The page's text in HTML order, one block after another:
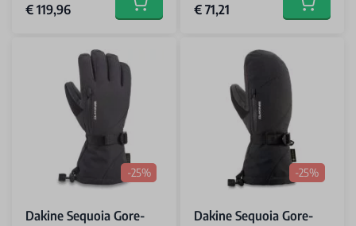
€ 119,96 Add to cart € 71,21 Add to
-25%
Dakine Sequoia Gore-
-25%
Dakine Sequoia Gore-